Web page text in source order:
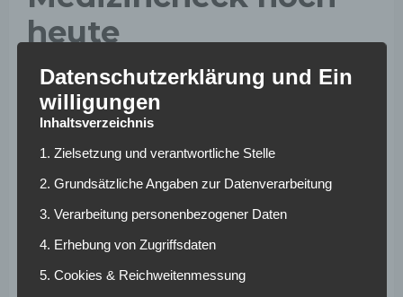
heute
Zuletzt berichtete die „Bild“, dass sich die beiden Klubs auf
eine Ablösesumme geeinigt haben sollen. Diese soll,
sofern alle Bonuszahlungen erreicht werden, bei 65
Fabrizio Romano soll der Medizincheck des Flügelspielers
noch heute Nacht stattfinden. Im Anschluss daran wird er
dann den Vertrag unterzeichnen.
Im September 2020 wechselte Gittens aus der Jugend von
Manchester City in die Jugend des BVB. Im Sommer 2022
Datenschutzerklärung und Ein
willigungen
Inhaltsverzeichnis
1. Zielsetzung und verantwortliche Stelle
2. Grundsätzliche Angaben zur Datenverarbeitung
3. Verarbeitung personenbezogener Daten
4. Erhebung von Zugriffsdaten
5. Cookies & Reichweitenmessung